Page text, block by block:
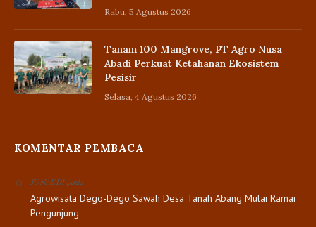
Rabu, 5 Agustus 2026
Tanam 100 Mangrove, PT Agro Nusa
Abadi Perkuat Ketahanan Ekosistem
Pesisir
Selasa, 4 Agustus 2026
KOMENTAR PEMBACA
JUNAEDIpada
Agrowisata Dego-Dego Sawah Desa Tanah Abang Mulai Ramai
Pengunjung